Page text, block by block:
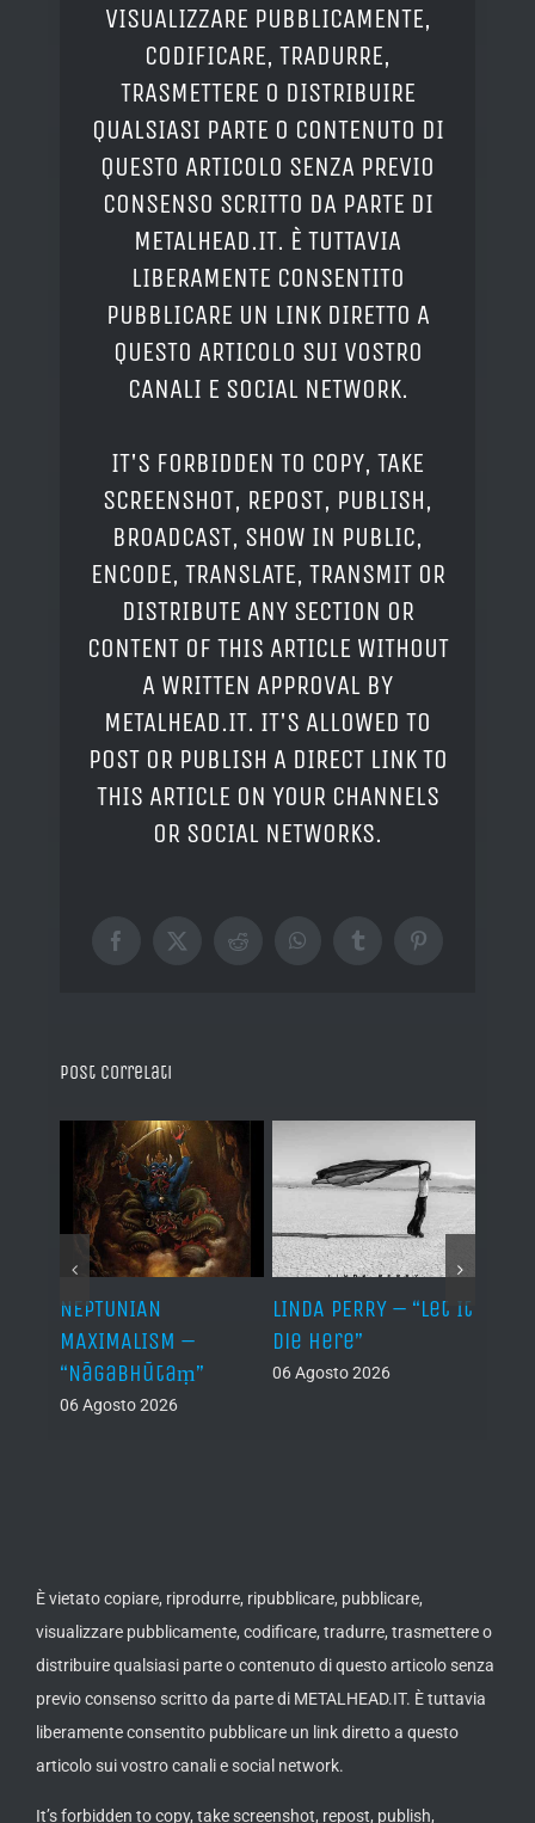
VISUALIZZARE PUBBLICAMENTE,
CODIFICARE, TRADURRE,
TRASMETTERE O DISTRIBUIRE
QUALSIASI PARTE O CONTENUTO DI
QUESTO ARTICOLO SENZA PREVIO
CONSENSO SCRITTO DA PARTE DI
METALHEAD.IT. È TUTTAVIA
LIBERAMENTE CONSENTITO
PUBBLICARE UN LINK DIRETTO A
QUESTO ARTICOLO SUI VOSTRO
CANALI E SOCIAL NETWORK.
IT'S FORBIDDEN TO COPY, TAKE
SCREENSHOT, REPOST, PUBLISH,
BROADCAST, SHOW IN PUBLIC,
ENCODE, TRANSLATE, TRANSMIT OR
DISTRIBUTE ANY SECTION OR
CONTENT OF THIS ARTICLE WITHOUT
A WRITTEN APPROVAL BY
METALHEAD.IT. IT'S ALLOWED TO
POST OR PUBLISH A DIRECT LINK TO
THIS ARTICLE ON YOUR CHANNELS
OR SOCIAL NETWORKS.
Facebook
X RedditWhatsAppTumblrPinterest
Post correlati
NEPTUNIAN
MAXIMALISM –
“Nāgabhūtaṃ”
06 Agosto 2026
LINDA PERRY – “Let It
Die Here”
06 Agosto 2026
È vietato copiare, riprodurre, ripubblicare, pubblicare,
visualizzare pubblicamente, codificare, tradurre, trasmettere o
distribuire qualsiasi parte o contenuto di questo articolo senza
previo consenso scritto da parte di METALHEAD.IT. È tuttavia
liberamente consentito pubblicare un link diretto a questo
articolo sui vostro canali e social network.
It’s forbidden to copy, take screenshot, repost, publish,